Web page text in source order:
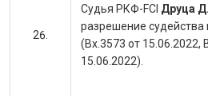
Судья РКФ-FCI Друца
разрешение судейства
(Вх.3573 от 15.06.2022,
15.06.2022).